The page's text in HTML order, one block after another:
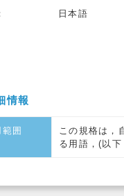
日本語
情報
囲
この規格は，
る用語，(以下